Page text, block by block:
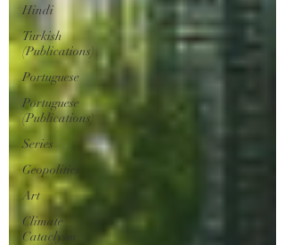
Hindi
Turkish
(Publications)
Portuguese
Portuguese
(Publications)
Series
Geopolitics
Art
Climate
Cataclysm